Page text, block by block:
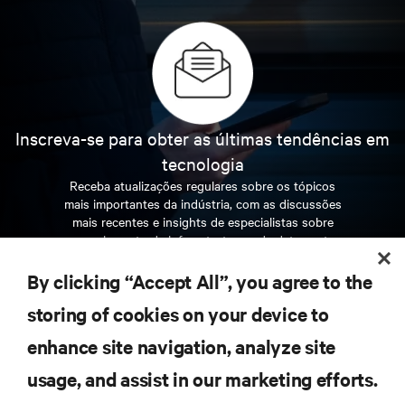
Inscreva-se para obter as últimas tendências em
tecnologia
Receba atualizações regulares sobre os tópicos
mais importantes da indústria, com as discussões
mais recentes e insights de especialistas sobre
gerenciamento de infraestrutura e de data center.
INSCREVA-SE AGORA
RECURSOS
By clicking “Accept All”, you agree to the
storing of cookies on your device to
enhance site navigation, analyze site
usage, and assist in our marketing efforts.